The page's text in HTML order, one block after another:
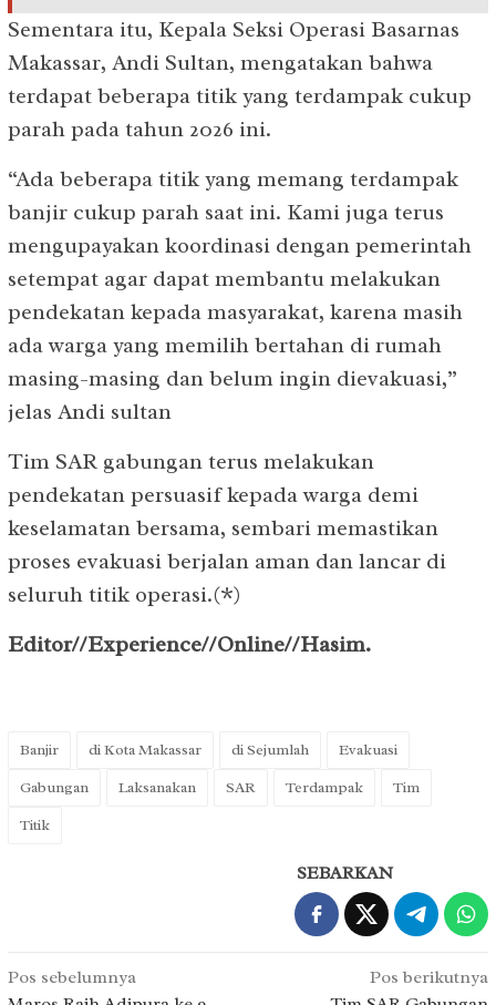
Sementara itu, Kepala Seksi Operasi Basarnas
Makassar, Andi Sultan, mengatakan bahwa
terdapat beberapa titik yang terdampak cukup
parah pada tahun 2026 ini.
“Ada beberapa titik yang memang terdampak
banjir cukup parah saat ini. Kami juga terus
mengupayakan koordinasi dengan pemerintah
setempat agar dapat membantu melakukan
pendekatan kepada masyarakat, karena masih
ada warga yang memilih bertahan di rumah
masing-masing dan belum ingin dievakuasi,”
jelas Andi sultan
Tim SAR gabungan terus melakukan
pendekatan persuasif kepada warga demi
keselamatan bersama, sembari memastikan
proses evakuasi berjalan aman dan lancar di
seluruh titik operasi.(*)
Editor//Experience//Online//Hasim.
Banjir di Kota Makassar di Sejumlah
Evakuasi
Gabungan
Laksanakan SAR Terdampak
Tim
Titik
SEBARKAN
Navigasi
Pos sebelumnya
Pos berikutnya